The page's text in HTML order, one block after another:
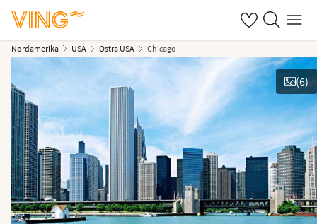
Se dinaSök på ving.se
Meny
Nordamerika USA Östra USA Chicago
Se bilder
(6)